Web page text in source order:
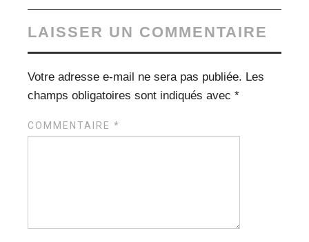
LAISSER UN COMMENTAIRE
Votre adresse e-mail ne sera pas publiée. Les
champs obligatoires sont indiqués avec*
COMMENTAIRE*